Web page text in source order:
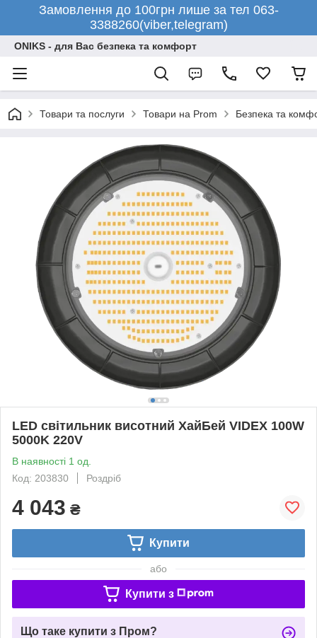
Замовлення до 100грн лише за тел 063-
3388260(viber,telegram)
ONIKS - для Вас безпека та комфорт
Товари та послуги Товари на Prom Безпека та
LED світильник висотний ХайБей VIDEX 100W
5000K 220V
В наявності 1 од.
Код: 203830
Роздріб
4 043 ₴
Купити
або
Купити з
Що таке купити з Пром?